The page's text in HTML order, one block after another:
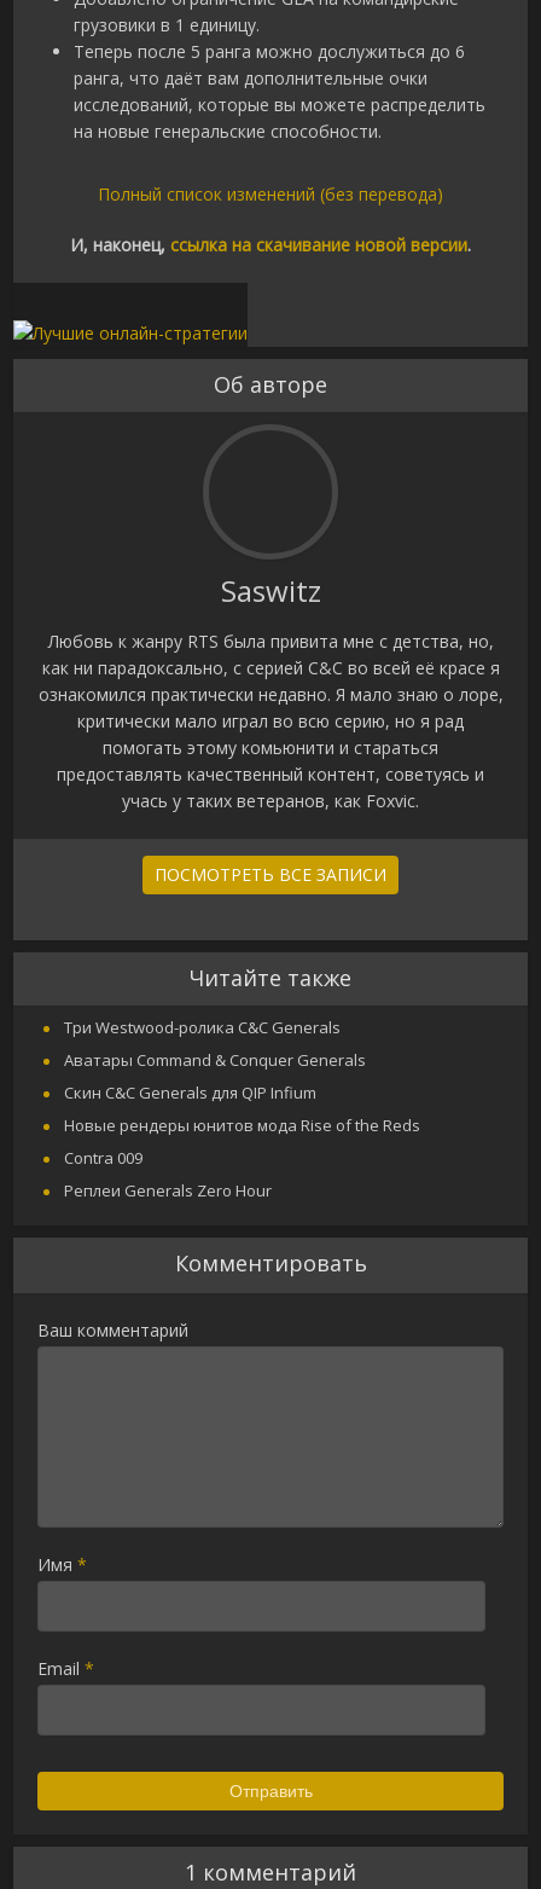
грузовики в 1 единицу.
Теперь после 5 ранга можно дослужиться до 6
ранга, что даёт вам дополнительные очки
исследований, которые вы можете распределить
на новые генеральские способности.
Полный список изменений (без перевода)
И, наконец, ссылка на скачивание новой версии.
Об авторе
Saswitz
Любовь к жанру RTS была привита мне с детства, но,
как ни парадоксально, с серией C&C во всей её красе я
ознакомился практически недавно. Я мало знаю о лоре,
критически мало играл во всю серию, но я рад
помогать этому комьюнити и стараться
предоставлять качественный контент, советуясь и
учась у таких ветеранов, как Foxvic.
ПОСМОТРЕТЬ ВСЕ ЗАПИСИ
Читайте также
Три Westwood-ролика C&C Generals
Аватары Command & Conquer Generals
Скин C&C Generals для QIP Infium
Новые рендеры юнитов мода Rise of the Reds
Contra 009
Реплеи Generals Zero Hour
Комментировать
Ваш комментарий
Имя*
Email*
1 комментарий